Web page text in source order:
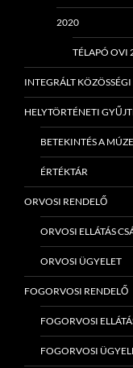
2020
TÉLAPÓ OVI
INTEGRÁLT KÖZÖSSÉGI
HELYTÖRTÉNETI
BETEKINTÉS A
ÉRTÉKTÁR
ORVOSI RENDELŐ
ORVOSI ELLÁTÁS
ORVOSI ÜGYELET
FOGORVOSI RENDELŐ
FOGORVOSI
FOGORVOSI